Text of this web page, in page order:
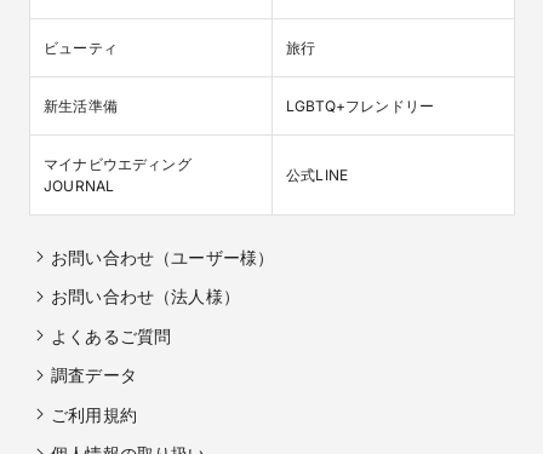
ビューティ 旅行
新生活準備 LGBTQ+フレンドリー
マイナビウエディング
JOURNAL
公式LINE
お問い合わせ（ユーザー様）
お問い合わせ（法人様）
よくあるご質問
調査データ
ご利用規約